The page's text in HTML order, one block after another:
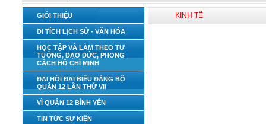
GIỚI THIỆU
DI TÍCH LỊCH SỬ - VĂN HÓA
HỌC TẬP VÀ LÀM THEO TƯ
TƯỞNG, ĐẠO ĐỨC, PHONG
CÁCH HỒ CHÍ MINH
ĐẠI HỘI ĐẠI BIỂU ĐẢNG BỘ
QUẬN 12 LẦN THỨ VII
VÌ QUẬN 12 BÌNH YÊN
TIN TỨC SỰ KIỆN
KINH TẾ